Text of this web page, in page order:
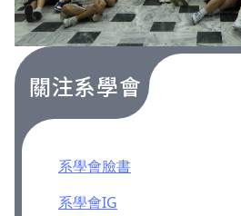
關注系學會
系學會臉書
系學會IG